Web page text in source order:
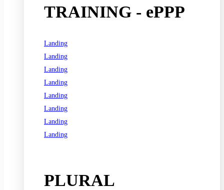
TRAINING - ePPP
Landing
Landing
Landing
Landing
Landing
Landing
Landing
Landing
PLURAL